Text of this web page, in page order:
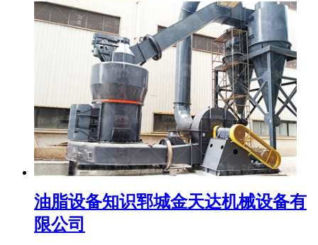
油脂设备知识郓城金天达机械设备有
限公司